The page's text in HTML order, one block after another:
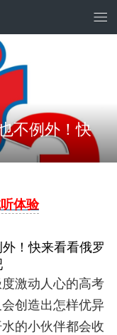
不例外！快
体验
！快来看看俄罗
激动人心的高考
创造出怎样优异
的小伙伴都会收